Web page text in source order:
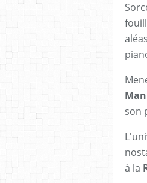
Man
son
à la